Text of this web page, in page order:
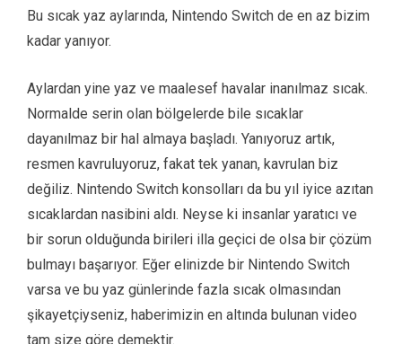
Bu sıcak yaz aylarında, Nintendo Switch de en az bizim
kadar yanıyor.
Aylardan yine yaz ve maalesef havalar inanılmaz sıcak.
Normalde serin olan bölgelerde bile sıcaklar
dayanılmaz bir hal almaya başladı. Yanıyoruz artık,
resmen kavruluyoruz, fakat tek yanan, kavrulan biz
değiliz. Nintendo Switch konsolları da bu yıl iyice azıtan
sıcaklardan nasibini aldı. Neyse ki insanlar yaratıcı ve
bir sorun olduğunda birileri illa geçici de olsa bir çözüm
bulmayı başarıyor. Eğer elinizde bir Nintendo Switch
varsa ve bu yaz günlerinde fazla sıcak olmasından
şikayetçiyseniz, haberimizin en altında bulunan video
tam size göre demektir.